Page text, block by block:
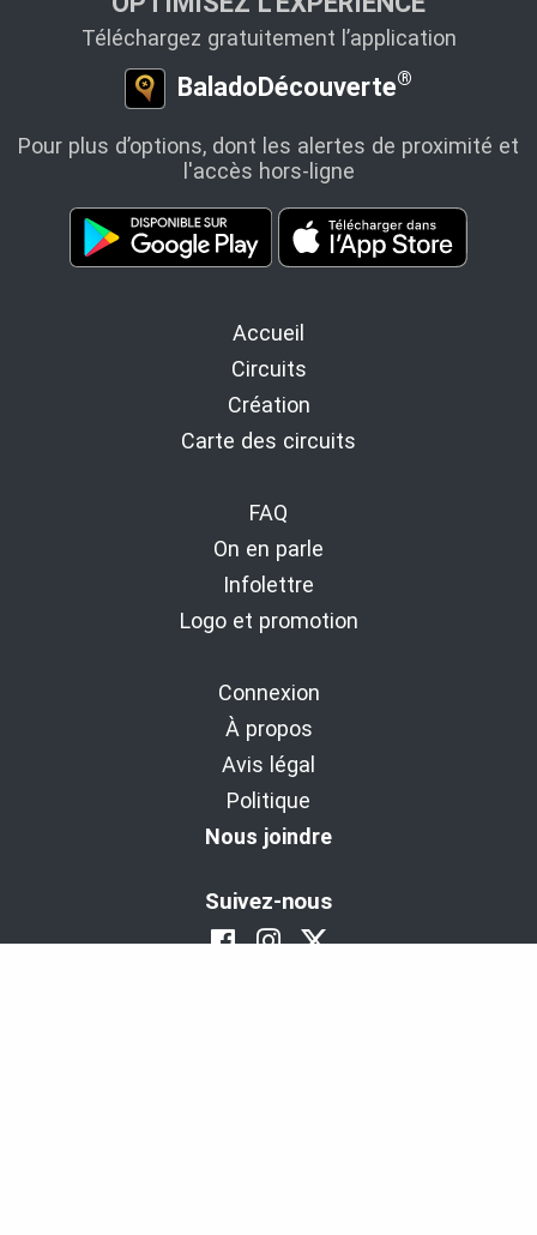
Téléchargez gratuitement l’application
BaladoDécouverte®
Pour plus d’options, dont les alertes de proximité et
l'accès hors-ligne
Accueil
Circuits
Création
Carte des circuits
FAQ
On en parle
Infolettre
Logo et promotion
Connexion
À propos
Avis légal
Politique
Nous joindre
Suivez-nous